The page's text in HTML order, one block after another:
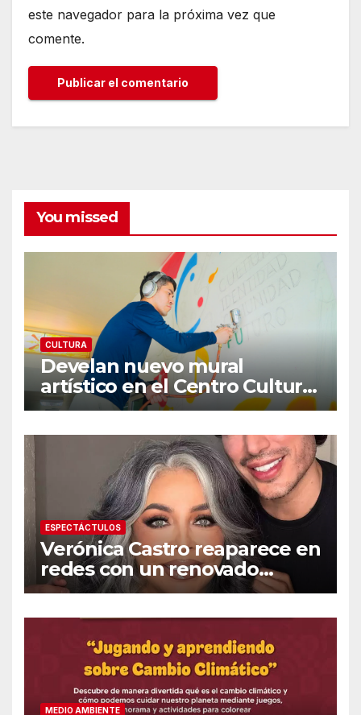
este navegador para la próxima vez que
comente.
You missed
CULTURA
Develan nuevo mural
artístico en el Centro Cultural
«Dr. Héctor Chávez Fontes»
ESPECTÁCTULOS
Verónica Castro reaparece en
redes con un renovado
cambio de look
MEDIO AMBIENTE